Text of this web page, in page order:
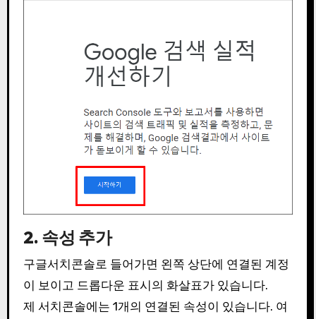
2. 속성 추가
구글서치콘솔로 들어가면 왼쪽 상단에 연결된 계정
이 보이고 드롭다운 표시의 화살표가 있습니다.
제 서치콘솔에는 1개의 연결된 속성이 있습니다. 여